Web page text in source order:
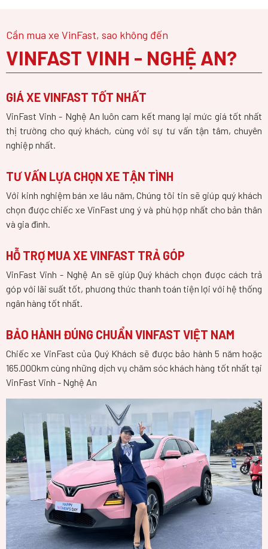
Cần mua xe VinFast, sao không đến
VINFAST VINH - NGHỆ AN?
GIÁ XE VINFAST TỐT NHẤT
VinFast Vinh - Nghệ An luôn cam kết mang lại mức giá tốt nhất
thị trường cho quý khách, cùng với sự tư vấn tận tâm, chuyên
nghiệp nhất.
TƯ VẤN LỰA CHỌN XE TẬN TÌNH
Với kinh nghiệm bán xe lâu năm, Chúng tôi tin sẽ giúp quý khách
chọn được chiếc xe VinFast ưng ý và phù hợp nhất cho bản thân
và gia đình.
HỖ TRỢ MUA XE VINFAST TRẢ GÓP
VinFast Vinh - Nghệ An sẽ giúp Quý khách chọn được cách trả
góp với lãi suất tốt, phương thức thanh toán tiện lợi với hệ thống
ngân hàng tốt nhất.
BẢO HÀNH ĐÚNG CHUẨN VINFAST VIỆT NAM
Chiếc xe VinFast của Quý Khách sẽ được bảo hành 5 năm hoặc
165.000km cùng những dịch vụ chăm sóc khách hàng tốt nhất tại
VinFast Vinh - Nghệ An